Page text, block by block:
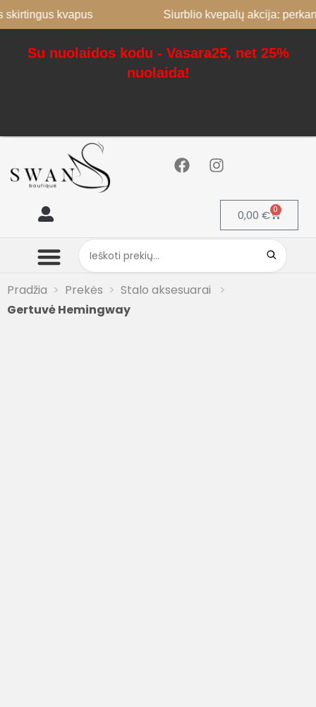
kvapus Siurblio kvepalų akcija: perkant 2,
Su nuolaidos kodu - Vasara25, net 25%
nuolaida!
0,00 € 0
Pradžia Prekės
Stalo aksesuarai
Gertuvė Hemingway